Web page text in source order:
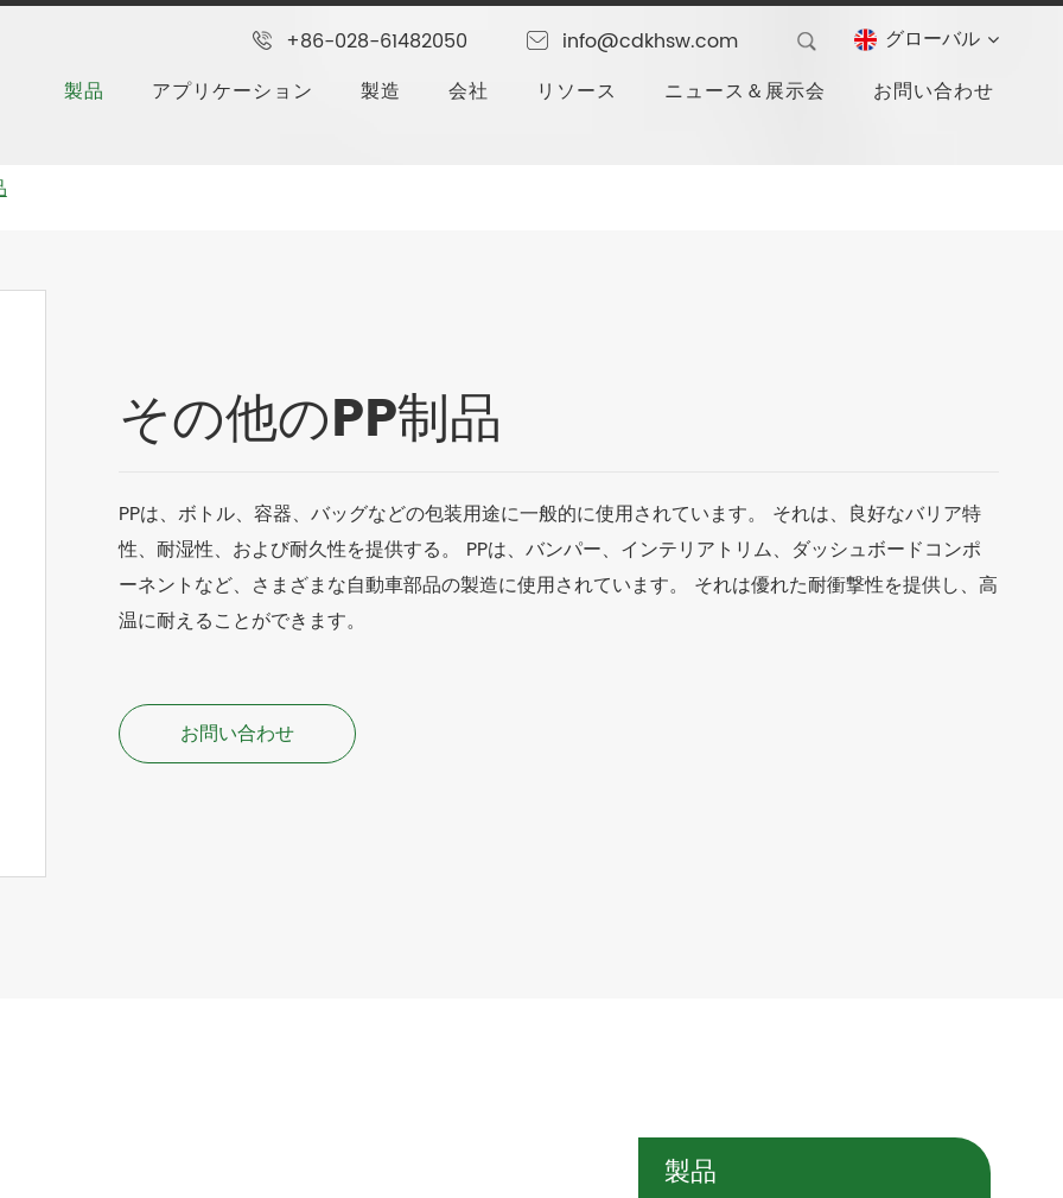
+86-028-61482050 info@cdkhsw.com
グローバル
製品
アプリケーション 製造 会社 リソース ニュース＆展示会 お問い合わせ
その他のPP制品
PPは、ボトル、容器、バッグなどの包装用途に一般的に使用されています。 それは、良好なバリア特
性、耐湿性、および耐久性を提供する。 PPは、バンパー、インテリアトリム、ダッシュボードコンポ
ーネントなど、さまざまな自動車部品の製造に使用されています。 それは優れた耐衝撃性を提供し、高
温に耐えることができます。
お問い合わせ
製品